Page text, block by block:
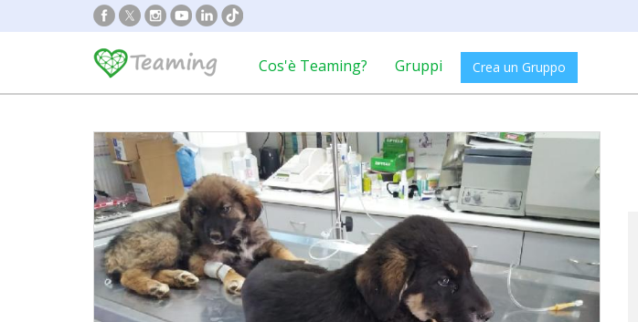
Cos'è Teaming? Gruppi Crea un Gruppo